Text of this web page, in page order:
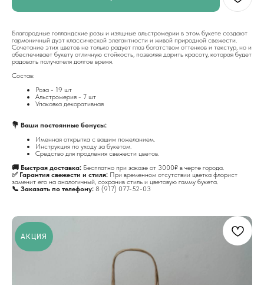
Благородные голландские розы и изящные альстромерии в этом букете создают
гармоничный дуэт классической элегантности и живой природной свежести.
Сочетание этих цветов не только радует глаз богатством оттенков и текстур, но и
обеспечивает букету отличную стойкость, позволяя дарить красоту, которая будет
радовать получателя долгое время.
Состав:
Роза - 19 шт
Альстромерия - 7 шт
Упаковка декоративная
💐 Ваши постоянные бонусы:
Именная открытка с вашим пожеланием.
Инструкция по уходу за букетом.
Средство для продления свежести цветов.
🚚 Быстрая доставка: Бесплатно при заказе от 3000₽ в черте города.
✅ Гарантия свежести и стиля: При временном отсутствии цветка флорист
заменит его на аналогичный, сохранив стиль и цветовую гамму букета.
📞 Заказать по телефону: 8 (917) 077-52-03
АКЦИЯ